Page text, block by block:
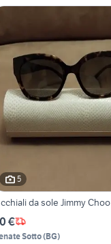
5
da sole Jimmy Choo
€
Sotto(BG)